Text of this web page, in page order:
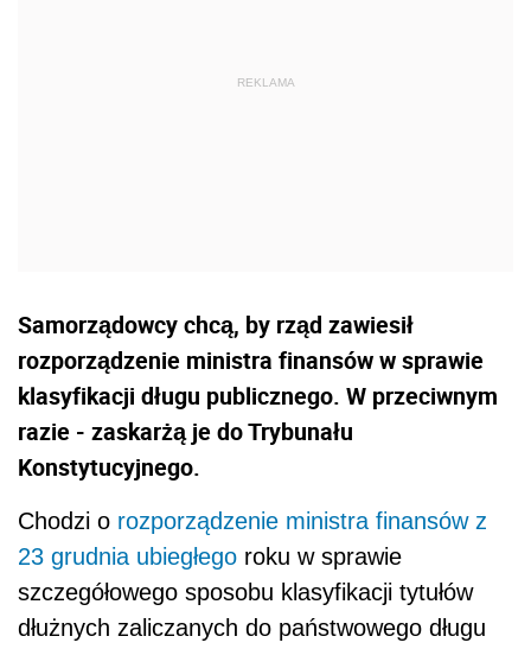
Samorządowcy chcą, by rząd zawiesił
rozporządzenie ministra finansów w sprawie
klasyfikacji długu publicznego. W przeciwnym
razie - zaskarżą je do Trybunału
Konstytucyjnego.
Chodzi o rozporządzenie ministra finansów z
23 grudnia ubiegłego roku w sprawie
szczegółowego sposobu klasyfikacji tytułów
dłużnych zaliczanych do państwowego długu